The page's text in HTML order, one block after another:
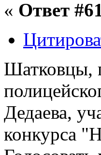
« Ответ
Шатковцы,
Дедаева,
конкурса